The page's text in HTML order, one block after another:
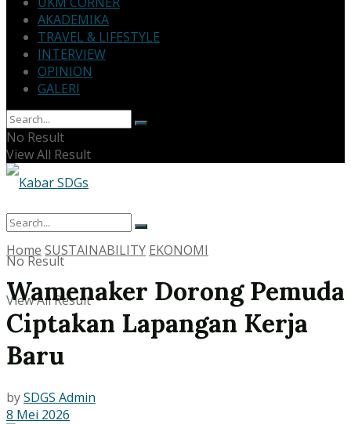
AKADEMIKA
TRAVEL & LIFESTYLE
INTERVIEW
OPINION
GALERI
No Result
View All Result
No Result
View All Result
Home SUSTAINABILITY EKONOMI
Wamenaker Dorong Pemuda
Ciptakan Lapangan Kerja
Baru
bySDGS Admin
8 Mei 2026